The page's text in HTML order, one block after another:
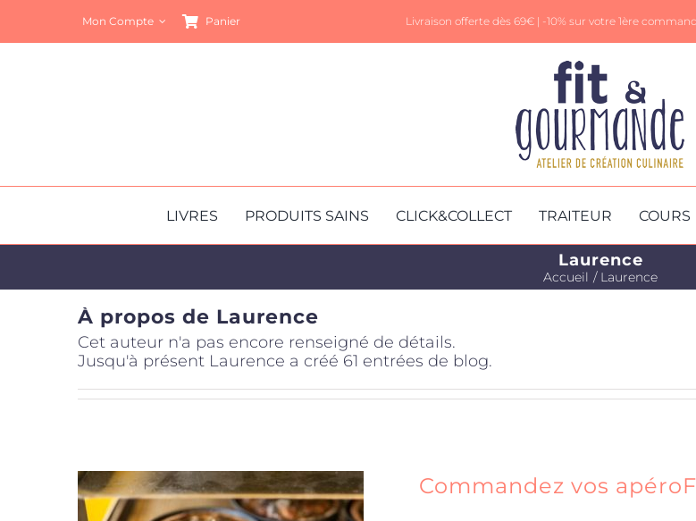
contenu
Mon Compte Panier Livraison offerte dès 69€ | -10% sur votre 1ère
LIVRES PRODUITS SAINS CLICK&COLLECT TRAITEUR COURS
Laurence
Accueil Laurence
À propos de Laurence
Cet auteur n'a pas encore renseigné de détails.
Jusqu'à présent Laurence a créé 61 entrées de blog.
Commandez vos